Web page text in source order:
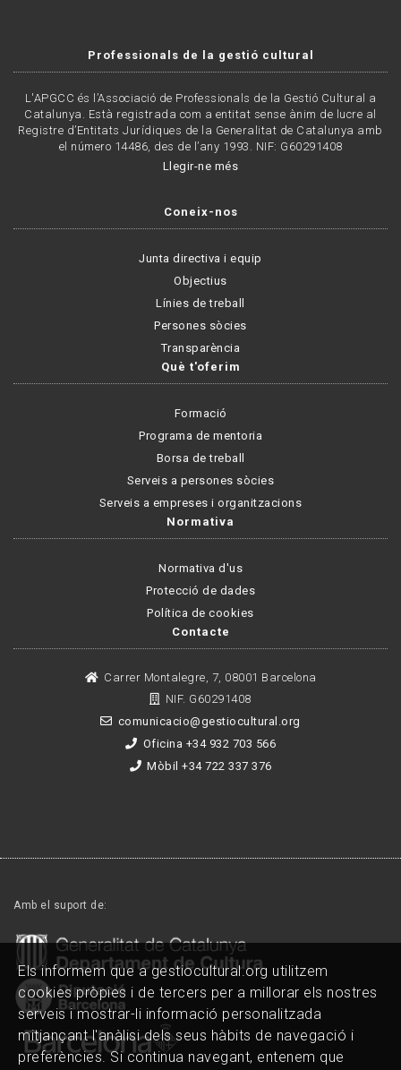
Professionals de la gestió cultural
L'APGCC és l’Associació de Professionals de la Gestió Cultural a
Catalunya. Està registrada com a entitat sense ànim de lucre al
Registre d’Entitats Jurídiques de la Generalitat de Catalunya amb
el número 14486, des de l’any 1993. NIF: G60291408
Llegir-ne més
Coneix-nos
Junta directiva i equip
Objectius
Línies de treball
Persones sòcies
Transparència
Què t'oferim
Formació
Programa de mentoria
Borsa de treball
Serveis a persones sòcies
Serveis a empreses i organitzacions
Normativa
Normativa d'us
Protecció de dades
Política de cookies
Contacte
Carrer Montalegre, 7, 08001 Barcelona
NIF. G60291408
comunicacio@gestiocultural.org
Oficina +34 932 703 566
Mòbil +34 722 337 376
Amb el suport de:
Els informem que a gestiocultural.org utilitzem
cookies pròpies i de tercers per a millorar els nostres
serveis i mostrar-li informació personalitzada
mitjançant l'anàlisi dels seus hàbits de navegació i
preferències. Si continua navegant, entenem que